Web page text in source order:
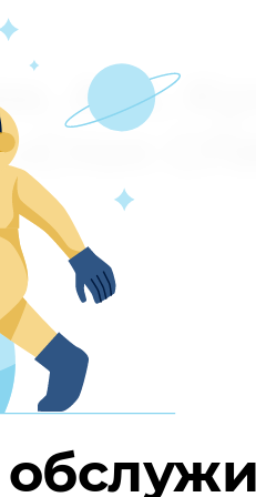
А.А.
венерических
5 учителей.